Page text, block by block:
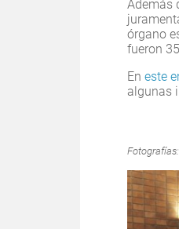
Además
órgano
fueron
En este
algunas